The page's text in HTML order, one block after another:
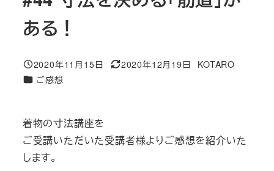
ある！
投稿日
2020年11月15日
更新日
2020年12月19日
著
KOTARO
カテゴリー
ご感想
着物の寸法講座を
ご受講いただいた受講者様よりご感想を紹介いた
します。